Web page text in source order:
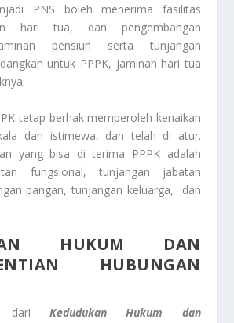
PNS boleh menerima fasilitas
hari tua, dan pengembangan
pensiun serta tunjangan
untuk PPPK, jaminan hari tua
tetap berhak memperoleh kenaikan
dan istimewa, dan telah di atur.
yang bisa di terima PPPK adalah
fungsional, tunjangan jabatan
pangan, tunjangan keluarga, dan
HUKUM DAN
HUBUNGAN
dariKedudukan Hukum dan